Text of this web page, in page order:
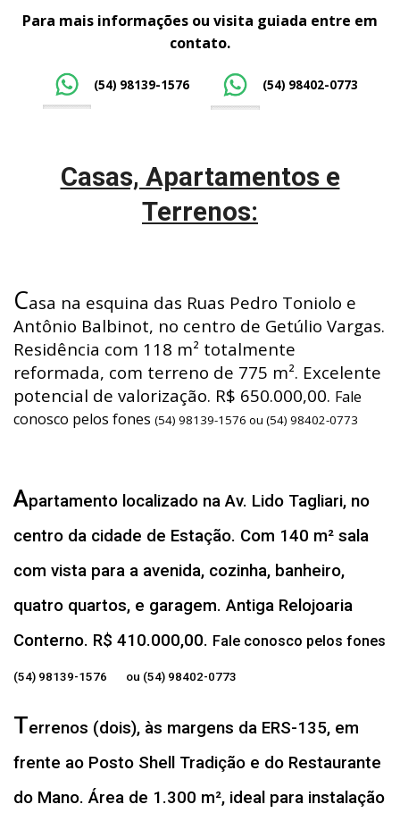
Para mais informações ou visita guiada entre em
contato.
(54) 98139-1576 (54) 98402-0773
Casas, Apartamentos e
Terrenos:
Casa na esquina das Ruas Pedro Toniolo e
Antônio Balbinot, no centro de Getúlio Vargas.
Residência com 118 m² totalmente
reformada, com terreno de 775 m². Excelente
potencial de valorização. R$ 650.000,00. Fale
conosco pelos fones (54) 98139-1576 ou (54) 98402-0773
Apartamento localizado na Av. Lido Tagliari, no
centro da cidade de Estação. Com 140 m² sala
com vista para a avenida, cozinha, banheiro,
quatro quartos, e garagem. Antiga Relojoaria
Conterno. R$ 410.000,00. Fale conosco pelos fones
(54) 98139-1576 ou (54) 98402-0773
Terrenos (dois), às margens da ERS-135, em
frente ao Posto Shell Tradição e do Restaurante
do Mano. Área de 1.300 m², ideal para instalação